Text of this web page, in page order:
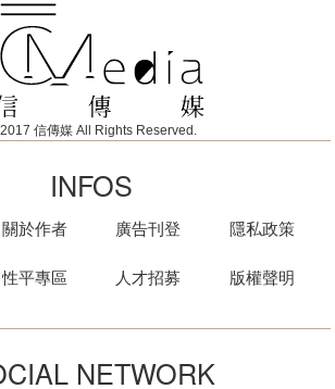
信傳媒 All Rights Reserved.
INFOS
關於作者
性平專區
廣告刊登
人才招募
隱私政策
版權聲明
NETWORK